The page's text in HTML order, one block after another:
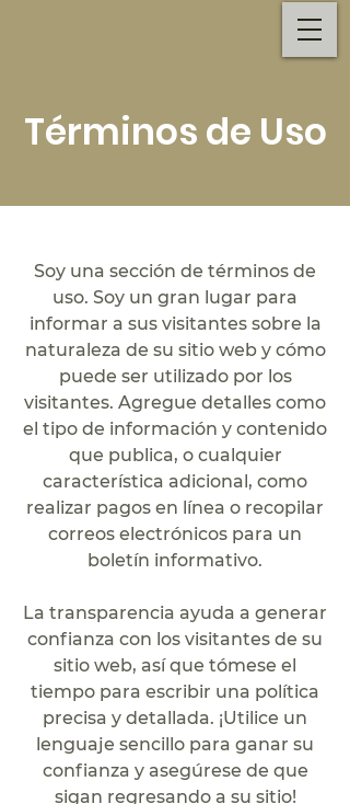
Términos de Uso
Soy una sección de términos de
uso. Soy un gran lugar para
informar a sus visitantes sobre la
naturaleza de su sitio web y cómo
puede ser utilizado por los
visitantes. Agregue detalles como
el tipo de información y contenido
que publica, o cualquier
característica adicional, como
realizar pagos en línea o recopilar
correos electrónicos para un
boletín informativo.
La transparencia ayuda a generar
confianza con los visitantes de su
sitio web, así que tómese el
tiempo para escribir una política
precisa y detallada. ¡Utilice un
lenguaje sencillo para ganar su
confianza y asegúrese de que
sigan regresando a su sitio!